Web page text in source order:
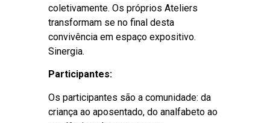
coletivamente. Os próprios Ateliers
transformam se no final desta
convivência em espaço expositivo.
Sinergia.
Participantes:
Os participantes são a comunidade: da
criança ao aposentado, do analfabeto ao